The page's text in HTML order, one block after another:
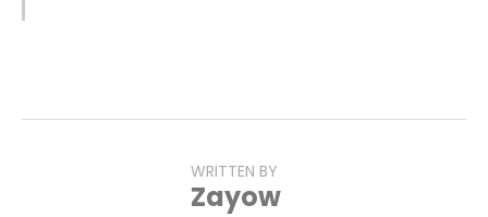
WRITTEN BY
Zayow